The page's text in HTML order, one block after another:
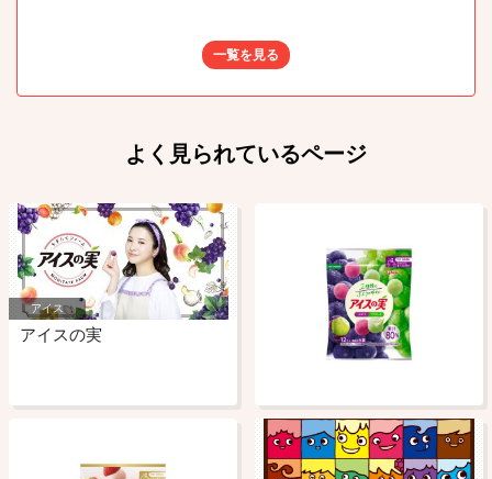
一覧を見る
よく見られているページ
アイス
アイスの実